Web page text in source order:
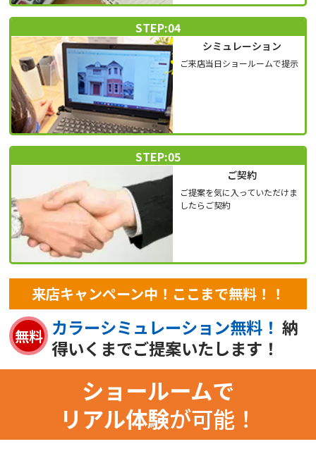
STEP:04
シミュレーション
ご来店当日ショールームで提示
STEP:05
ご契約
ご提案を気に入っていただけま
したらご契約
来店キャンペーン中！ここまで無料！！
無料 カラーシミュレーション無料！ 納
得いくまでご提案いたします！
ショールームで
リアル体験が可能！